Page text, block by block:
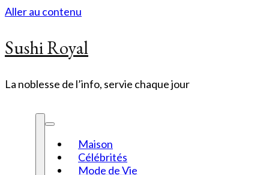
Aller au contenu
Sushi Royal
La noblesse de l’info, servie chaque jour
Maison
Célébrités
Mode de Vie